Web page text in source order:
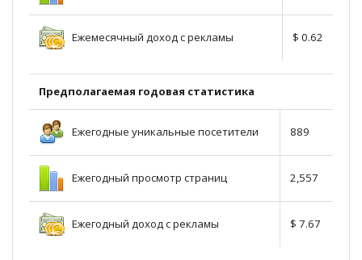
Ежемесячный доход с рекламы $ 0.62
Предполагаемая годовая статистика
Ежегодные уникальные посетители 889
Ежегодный просмотр страниц 2,557
Ежегодный доход с рекламы $ 7.67